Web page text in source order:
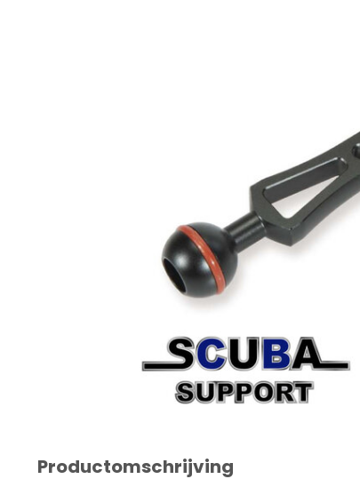
Productomschrijving